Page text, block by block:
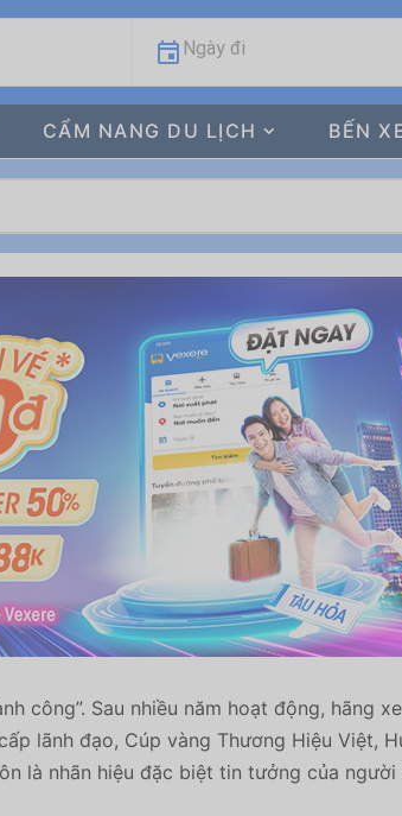
Ngày đi
CẨM NANG DU LỊCH BẾN
công”. Sau nhiều năm hoạt động, hãng
lãnh đạo, Cúp vàng Thương Hiệu Việt,
là nhãn hiệu đặc biệt tin tưởng của người